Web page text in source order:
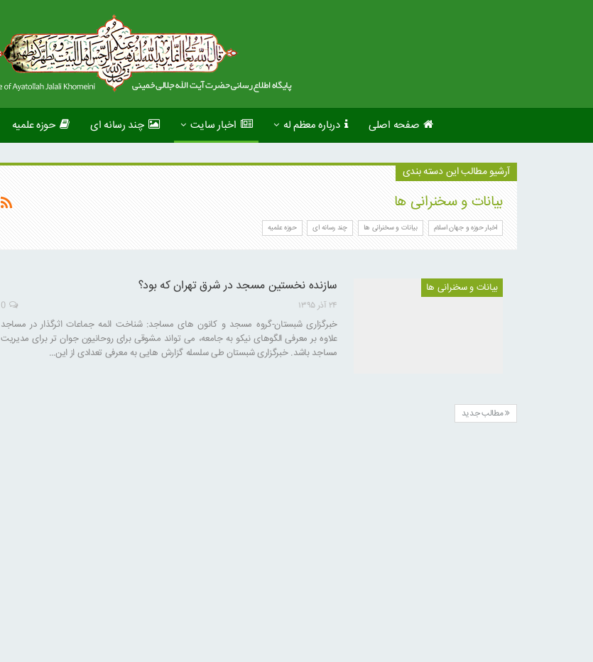
صفحه اصلی درباره معظم له اخبار سایت چند رسانه ای حوزه علمیه
آرشیو مطالب این دسته بندی
بیانات و سخنرانی ها
اخبار حوزه و جهان اسلام بیانات و سخنرانی ها چند رسانه ای حوزه علمیه
بیانات و سخنرانی ها سازنده نخستین مسجد در شرق تهران که بود؟
۲۴ آذر ۱۳۹۵ 0
خبرگزاری شبستان-گروه مسجد و کانون های مساجد: شناخت ائمه جماعات اثرگذار در مساجد
علاوه بر معرفی الگوهای نیکو به جامعه، می تواند مشوقی برای روحانیون جوان تر برای مدیریت
مساجد باشد. خبرگزاری شبستان طی سلسله گزارش هایی به معرفی تعدادی از این…
مطالب جدید